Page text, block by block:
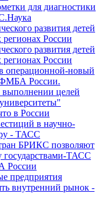
для диагностики
развития детей
регионах России
развития детей
регионах России
операционной-новый
ФМБА России.
целей
в России
в научно-
- ТАСС
БРИКС позволяют
государствами-ТАСС
России
предприятия
внутренний рынок -